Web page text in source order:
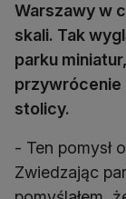
Warszawy w
skali. Tak
parku
przywrócenie
stolicy.
- Ten pomysł
Zwiedzając